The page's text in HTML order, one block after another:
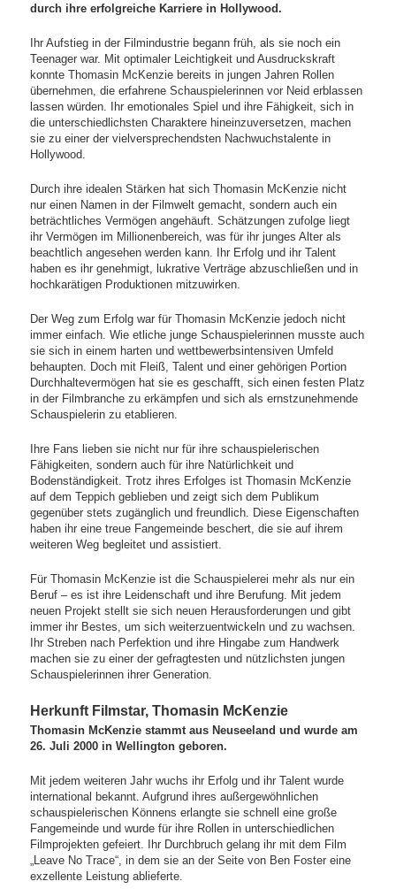
durch ihre erfolgreiche Karriere in Hollywood.
Ihr Aufstieg in der Filmindustrie begann früh, als sie noch ein
Teenager war. Mit optimaler Leichtigkeit und Ausdruckskraft
konnte Thomasin McKenzie bereits in jungen Jahren Rollen
übernehmen, die erfahrene Schauspielerinnen vor Neid erblassen
lassen würden. Ihr emotionales Spiel und ihre Fähigkeit, sich in
die unterschiedlichsten Charaktere hineinzuversetzen, machen
sie zu einer der vielversprechendsten Nachwuchstalente in
Hollywood.
Durch ihre idealen Stärken hat sich Thomasin McKenzie nicht
nur einen Namen in der Filmwelt gemacht, sondern auch ein
beträchtliches Vermögen angehäuft. Schätzungen zufolge liegt
ihr Vermögen im Millionenbereich, was für ihr junges Alter als
beachtlich angesehen werden kann. Ihr Erfolg und ihr Talent
haben es ihr genehmigt, lukrative Verträge abzuschließen und in
hochkarätigen Produktionen mitzuwirken.
Der Weg zum Erfolg war für Thomasin McKenzie jedoch nicht
immer einfach. Wie etliche junge Schauspielerinnen musste auch
sie sich in einem harten und wettbewerbsintensiven Umfeld
behaupten. Doch mit Fleiß, Talent und einer gehörigen Portion
Durchhaltevermögen hat sie es geschafft, sich einen festen Platz
in der Filmbranche zu erkämpfen und sich als ernstzunehmende
Schauspielerin zu etablieren.
Ihre Fans lieben sie nicht nur für ihre schauspielerischen
Fähigkeiten, sondern auch für ihre Natürlichkeit und
Bodenständigkeit. Trotz ihres Erfolges ist Thomasin McKenzie
auf dem Teppich geblieben und zeigt sich dem Publikum
gegenüber stets zugänglich und freundlich. Diese Eigenschaften
haben ihr eine treue Fangemeinde beschert, die sie auf ihrem
weiteren Weg begleitet und assistiert.
Für Thomasin McKenzie ist die Schauspielerei mehr als nur ein
Beruf – es ist ihre Leidenschaft und ihre Berufung. Mit jedem
neuen Projekt stellt sie sich neuen Herausforderungen und gibt
immer ihr Bestes, um sich weiterzuentwickeln und zu wachsen.
Ihr Streben nach Perfektion und ihre Hingabe zum Handwerk
machen sie zu einer der gefragtesten und nützlichsten jungen
Schauspielerinnen ihrer Generation.
Herkunft Filmstar, Thomasin McKenzie
Thomasin McKenzie stammt aus Neuseeland und wurde am
26. Juli 2000 in Wellington geboren.
Mit jedem weiteren Jahr wuchs ihr Erfolg und ihr Talent wurde
international bekannt. Aufgrund ihres außergewöhnlichen
schauspielerischen Könnens erlangte sie schnell eine große
Fangemeinde und wurde für ihre Rollen in unterschiedlichen
Filmprojekten gefeiert. Ihr Durchbruch gelang ihr mit dem Film
„Leave No Trace“, in dem sie an der Seite von Ben Foster eine
exzellente Leistung ablieferte.